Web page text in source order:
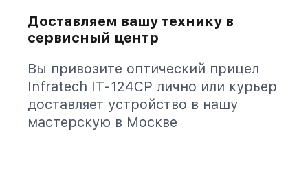
Доставляем вашу технику в
сервисный центр
Вы привозите оптический прицел
Infratech IT-124CP лично или курьер
доставляет устройство в нашу
мастерскую в Москве